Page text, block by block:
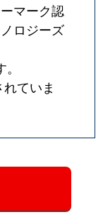
マーク認
ロジーズ
ていま